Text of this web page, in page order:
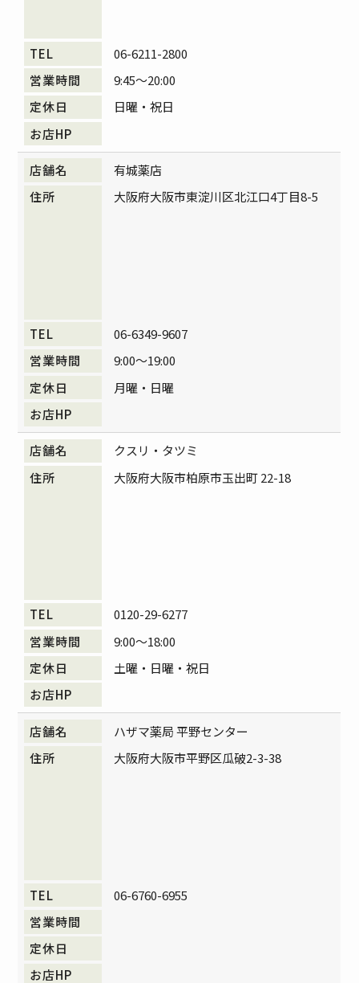
06-6211-2800
9:45～20:00
日曜・祝日
有城薬店
大阪府大阪市東淀川区北江口4丁目8-5
06-6349-9607
9:00～19:00
月曜・日曜
クスリ・タツミ
大阪府大阪市柏原市玉出町 22-18
0120-29-6277
9:00～18:00
土曜・日曜・祝日
ハザマ薬局 平野センター
大阪府大阪市平野区瓜破2-3-38
06-6760-6955